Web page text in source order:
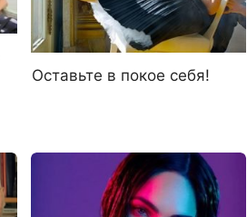
Оставьте в покое себя!